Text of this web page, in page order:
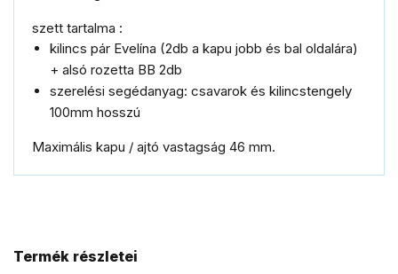
szett tartalma :
kilincs pár Evelína (2db a kapu jobb és bal oldalára)
+ alsó rozetta BB 2db
szerelési segédanyag: csavarok és kilincstengely
100mm hosszú
Maximális kapu / ajtó vastagság 46 mm.
Termék részletei